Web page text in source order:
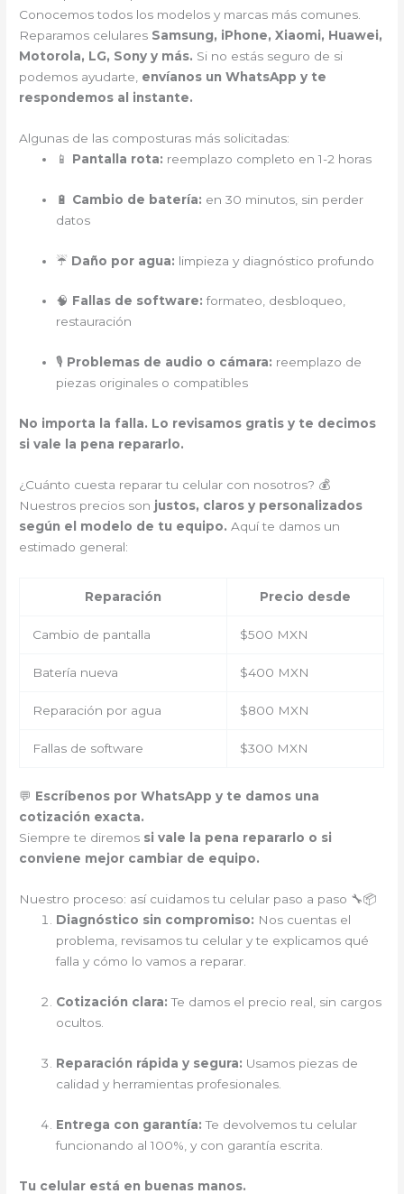
Conocemos todos los modelos y marcas más comunes.
Reparamos celulares Samsung, iPhone, Xiaomi, Huawei,
Motorola, LG, Sony y más. Si no estás seguro de si
podemos ayudarte, envíanos un WhatsApp y te
respondemos al instante.
Algunas de las composturas más solicitadas:
📱 Pantalla rota: reemplazo completo en 1-2 horas
🔋 Cambio de batería: en 30 minutos, sin perder
datos
☔ Daño por agua: limpieza y diagnóstico profundo
🧠 Fallas de software: formateo, desbloqueo,
restauración
🎙️ Problemas de audio o cámara: reemplazo de
piezas originales o compatibles
No importa la falla. Lo revisamos gratis y te decimos
si vale la pena repararlo.
¿Cuánto cuesta reparar tu celular con nosotros? 💰
Nuestros precios son justos, claros y personalizados
según el modelo de tu equipo. Aquí te damos un
estimado general:
Reparación Precio desde
Cambio de pantalla $500 MXN
Batería nueva $400 MXN
Reparación por agua $800 MXN
Fallas de software $300 MXN
💬 Escríbenos por WhatsApp y te damos una
cotización exacta.
Siempre te diremos si vale la pena repararlo o si
conviene mejor cambiar de equipo.
Nuestro proceso: así cuidamos tu celular paso a paso 🔧📦
Diagnóstico sin compromiso: Nos cuentas el
problema, revisamos tu celular y te explicamos qué
falla y cómo lo vamos a reparar.
Cotización clara: Te damos el precio real, sin cargos
ocultos.
Reparación rápida y segura: Usamos piezas de
calidad y herramientas profesionales.
Entrega con garantía: Te devolvemos tu celular
funcionando al 100%, y con garantía escrita.
Tu celular está en buenas manos.